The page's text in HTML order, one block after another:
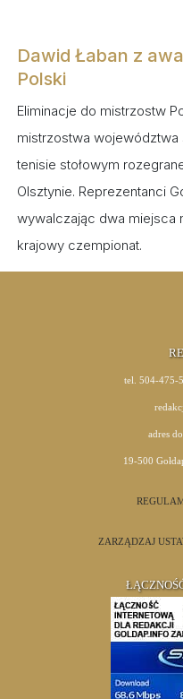
Dawid Łaban z
Polski
Eliminacje do mistrzostw
mistrzostwa
tenisie stołowym
Olsztynie. Reprezentanci
wywalczając dwa miejsca
krajowy czempionat.
tel. 504-475-
adres
19-500
ZARZĄDZAJ